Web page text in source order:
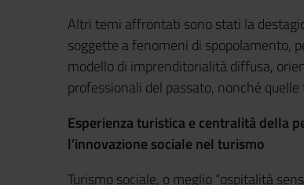
Altri temi affrontati sono stati la
soggette a fenomeni di spopolamento,
modello di imprenditorialità diffusa,
professionali del passato, nonché
Esperienza turistica e centralità della
l’innovazione sociale nel turismo
Turismo sociale, o meglio “ospitalità